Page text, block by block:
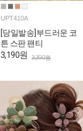
UPT410A
[당일발송]부드러운 코
튼 스판 팬티
3,190원 3,390원